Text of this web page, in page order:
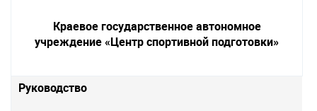
Краевое государственное автономное
учреждение «Центр спортивной подготовки»
Руководство